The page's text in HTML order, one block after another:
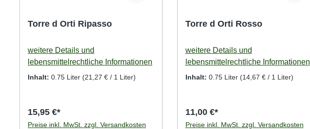
Torre d Orti Ripasso
weitere Details und
lebensmittelrechtliche Informationen
Inhalt: 0.75 Liter (21,27 € / 1 Liter)
15,95 €*
Preise inkl. MwSt. zzgl. Versandkosten
Torre d Orti Rosso
weitere Details und
lebensmittelrechtliche Informationen
Inhalt: 0.75 Liter (14,67 € / 1 Liter)
11,00 €*
Preise inkl. MwSt. zzgl. Versandkosten